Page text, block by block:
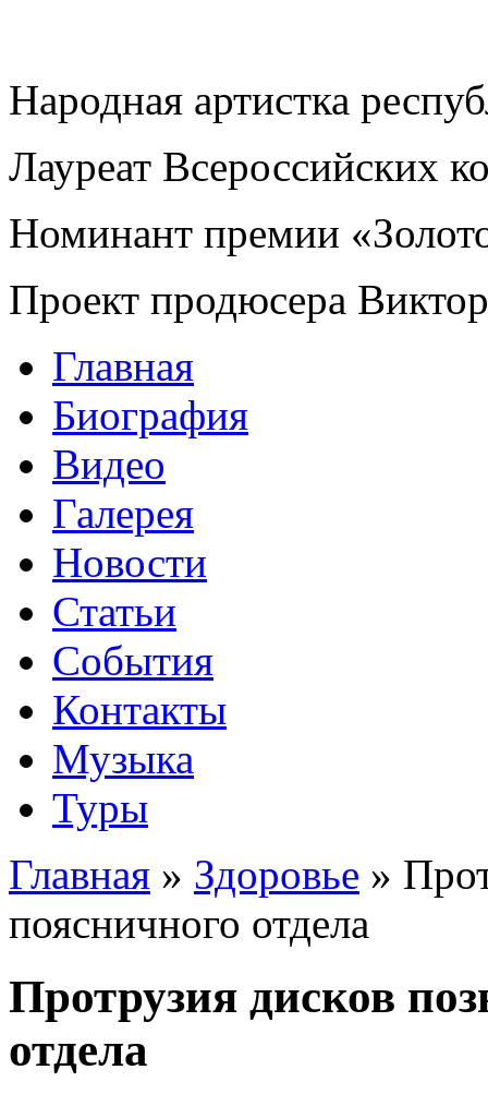
Народная артистка
Лауреат Всероссийских
Номинант премии
Проект продюсера
Главная
Биография
Видео
Галерея
Новости
Статьи
События
Контакты
Музыка
Туры
Главная » Здоровье »
поясничного отдела
Протрузия дисков
отдела